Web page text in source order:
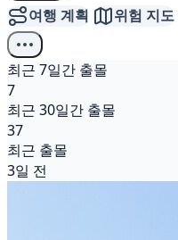
여행 계획 위험 지도
최근 7일간 출몰
7
최근 30일간 출몰
37
최근 출몰
3일 전